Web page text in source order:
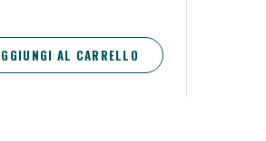
AL CARRELLO